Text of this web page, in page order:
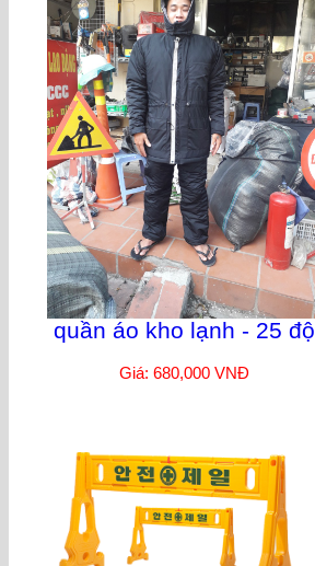
quần áo kho lạnh - 25 độ
Giá: 680,000 VNĐ